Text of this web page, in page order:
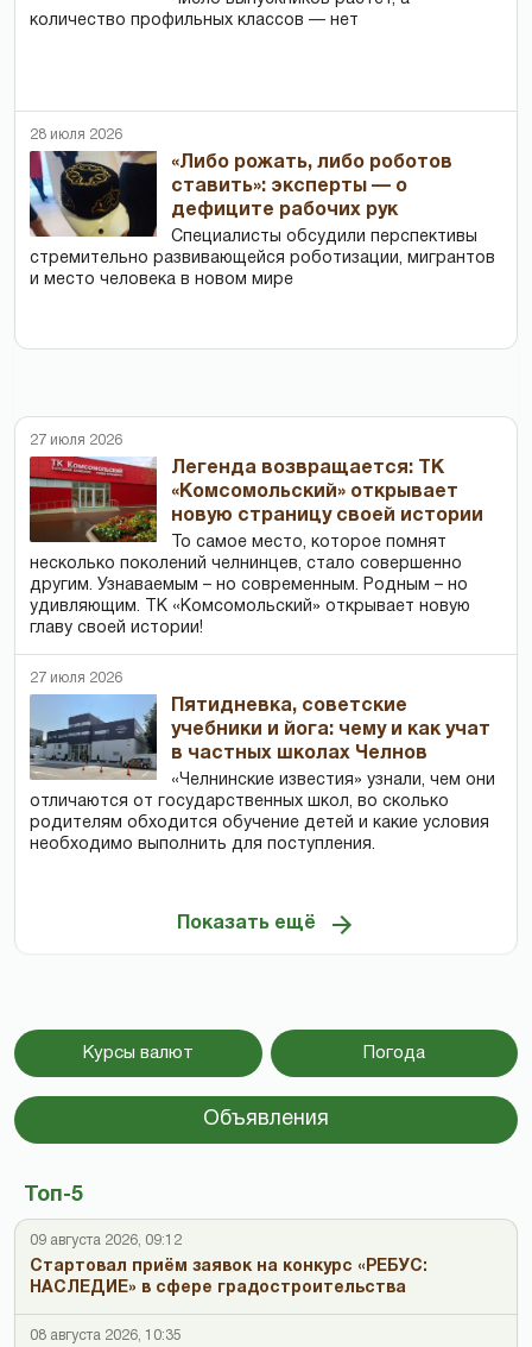
количество профильных классов — нет
28 июля 2026
«Либо рожать, либо роботов
ставить»: эксперты — о
дефиците рабочих рук
Специалисты обсудили перспективы
стремительно развивающейся роботизации, мигрантов
и место человека в новом мире
27 июля 2026
Легенда возвращается: ТК
«Комсомольский» открывает
новую страницу своей истории
То самое место, которое помнят
несколько поколений челнинцев, стало совершенно
другим. Узнаваемым – но современным. Родным – но
удивляющим. ТК «Комсомольский» открывает новую
главу своей истории!
27 июля 2026
Пятидневка, советские
учебники и йога: чему и как учат
в частных школах Челнов
«Челнинские известия» узнали, чем они
отличаются от государственных школ, во сколько
родителям обходится обучение детей и какие условия
необходимо выполнить для поступления.
Показать ещё
Курсы валют Погода
Объявления
Топ-5
09 августа 2026, 09:12
Стартовал приём заявок на конкурс «РЕБУС:
НАСЛЕДИЕ» в сфере градостроительства
08 августа 2026, 10:35